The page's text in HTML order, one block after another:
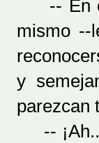
-- En el
mismo --
y
parezcan
--